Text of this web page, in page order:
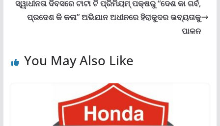
ସ୍ୱାଧୀନତା ଦିବସରେ ଟାଟା ଟି ପ୍ରିମିୟମ୍ ପକ୍ଷରୁ “ଦେଶ କା ଗର୍ବ,
ପ୍ରଦେଶ କି କଳା” ଅଭିଯାନ ଅଧୀନରେ ହିରାକୁଦର ଭବ୍ୟତାକୁ
ପାଳନ
You May Also Like